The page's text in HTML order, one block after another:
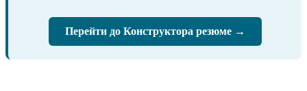
Перейти до Конструктора резюме →